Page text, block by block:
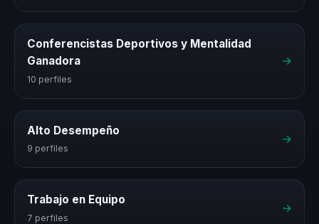
Conferencistas Deportivos y Mentalidad
Ganadora
10 perfiles
→
Alto Desempeño
9 perfiles
→
Trabajo en Equipo
7 perfiles
→